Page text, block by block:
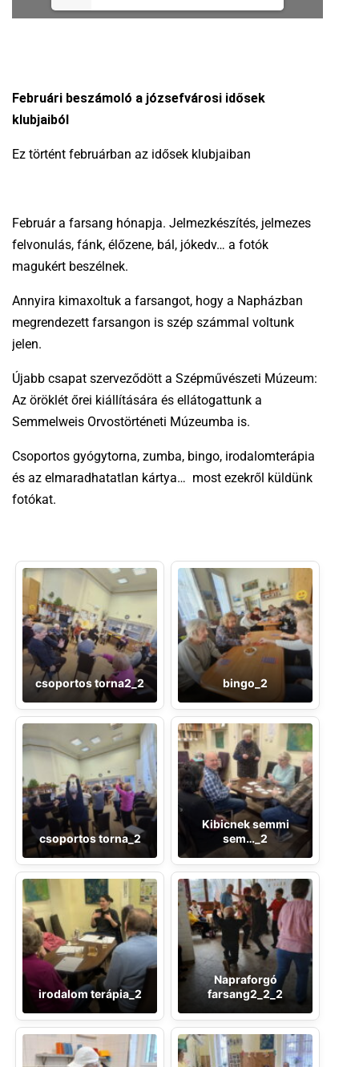
Februári beszámoló a józsefvárosi idősek
klubjaiból
Ez történt februárban az idősek klubjaiban
Február a farsang hónapja. Jelmezkészítés, jelmezes
felvonulás, fánk, élőzene, bál, jókedv… a fotók
magukért beszélnek.
Annyira kimaxoltuk a farsangot, hogy a Napházban
megrendezett farsangon is szép számmal voltunk
jelen.
Újabb csapat szerveződött a Szépművészeti Múzeum:
Az öröklét őrei kiállítására és ellátogattunk a
Semmelweis Orvostörténeti Múzeumba is.
Csoportos gyógytorna, zumba, bingo, irodalomterápia
és az elmaradhatatlan kártya… most ezekről küldünk
fotókat.
csoportos torna2_2 bingo_2
csoportos torna_2
Kibicnek semmi
sem…_2
irodalom terápia_2
Napraforgó
farsang2_2_2